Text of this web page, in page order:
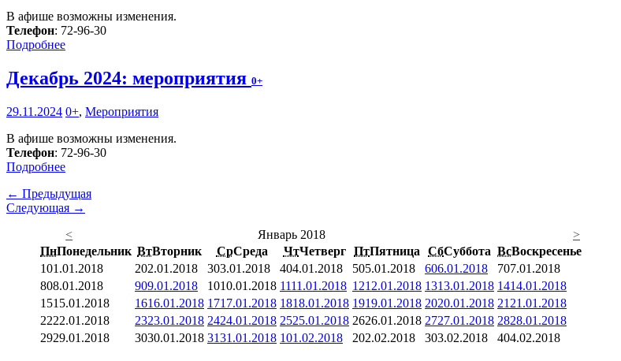
В афише возможны изменения.
Телефон: 72-96-30
Подробнее
Декабрь 2024: мероприятия 0+
29.11.2024 0+, Мероприятия
В афише возможны изменения.
Телефон: 72-96-30
Подробнее
← Предыдущая
Следующая →
<
Январь 2018
>
ПнПонедельник ВтВторник СрСреда ЧтЧетверг ПтПятница СбСуббота ВсВоскресенье
101.01.2018 202.01.2018 303.01.2018 404.01.2018 505.01.2018 606.01.2018 707.01.2018
808.01.2018 909.01.2018 1010.01.2018 1111.01.2018 1212.01.2018 1313.01.2018 1414.01.2018
1515.01.2018 1616.01.2018 1717.01.2018 1818.01.2018 1919.01.2018 2020.01.2018 21 21.01.2018
2222.01.2018 2323.01.2018 2424.01.2018 2525.01.2018 2626.01.2018 2727.01.2018 2828.01.2018
2929.01.2018 3030.01.2018 3131.01.2018 101.02.2018 202.02.2018 303.02.2018 404.02.2018